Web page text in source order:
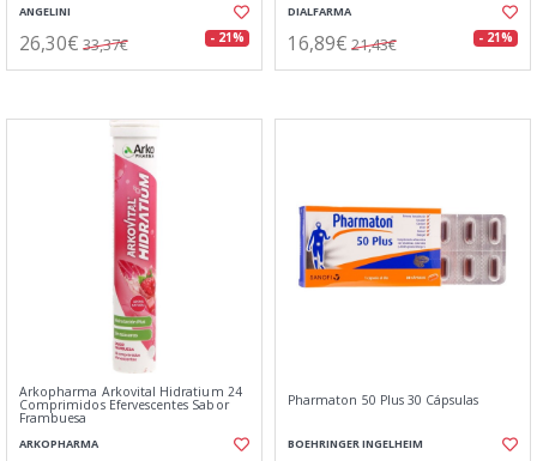
ANGELINI
26,30€ 33,37€ - 21%
DIALFARMA
16,89€ 21,43€ - 21%
Arkopharma Arkovital Hidratium 24
Comprimidos Efervescentes Sabor
Frambuesa
ARKOPHARMA
Pharmaton 50 Plus 30 Cápsulas
BOEHRINGER INGELHEIM